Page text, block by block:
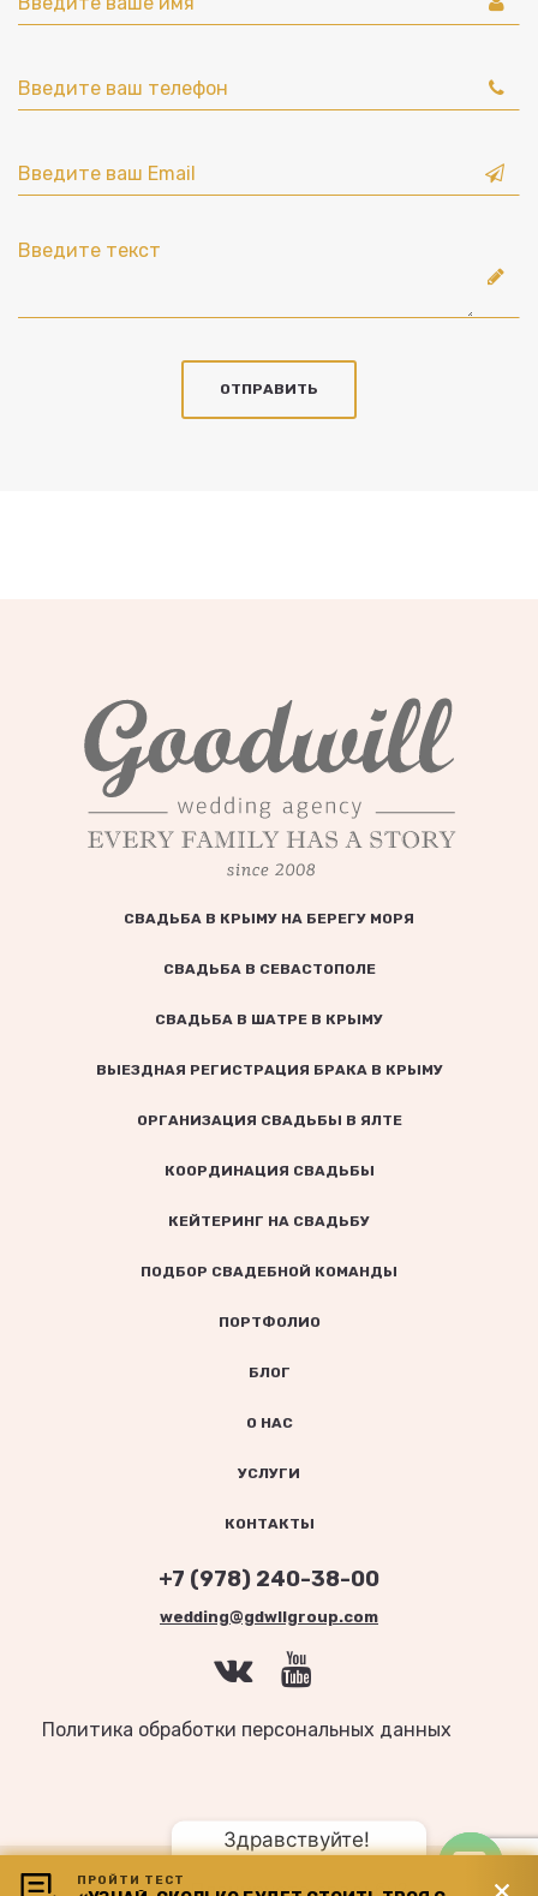
СВАДЬБА В КРЫМУ НА БЕРЕГУ МОРЯ
СВАДЬБА В СЕВАСТОПОЛЕ
СВАДЬБА В ШАТРЕ В КРЫМУ
ВЫЕЗДНАЯ РЕГИСТРАЦИЯ БРАКА В КРЫМУ
ОРГАНИЗАЦИЯ СВАДЬБЫ В ЯЛТЕ
КООРДИНАЦИЯ СВАДЬБЫ
КЕЙТЕРИНГ НА СВАДЬБУ
ПОДБОР СВАДЕБНОЙ КОМАНДЫ
ПОРТФОЛИО
БЛОГ
О НАС
УСЛУГИ
КОНТАКТЫ
+7 (978) 240-38-00
wedding@gdwllgroup.com
Политика обработки персональных данных
© 2008-2025 WWW.GDWLLWEDDING.COM
Здравствуйте!
Планируете свадьбу?
ПРОЙТИ ТЕСТ